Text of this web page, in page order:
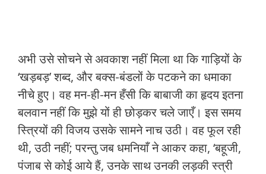
अभी उसे सोचने से अवकाश नहीं मिला था कि गाड़ियों के
‘खड़बड़’ शब्द, और बक्स-बंडलों के पटकने का धमाका
नीचे हुए। वह मन-ही-मन हँसी कि बाबाजी का हृदय इतना
बलवान नहीं कि मुझे यों ही छोड़कर चले जाएँ। इस समय
स्त्रियों की विजय उसके सामने नाच उठी। वह फूल रही
थी, उठी नहीं; परन्तु जब धमनियाँ ने आकर कहा, ‘बहूजी,
पंजाब से कोई आये हैं, उनके साथ उनकी लड़की स्त्री